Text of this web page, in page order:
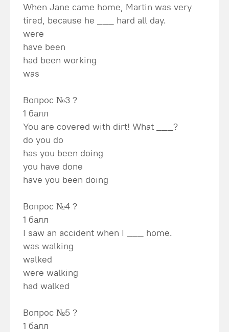
When Jane came home, Martin was very
tired, because he ___ hard all day.
were
have been
had been working
was
Вопрос №3 ?
1 балл
You are covered with dirt! What ___?
do you do
has you been doing
you have done
have you been doing
Вопрос №4 ?
1 балл
I saw an accident when I ___ home.
was walking
walked
were walking
had walked
Вопрос №5 ?
1 балл